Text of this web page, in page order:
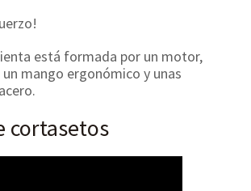
está formada por un motor,
un mango ergonómico y unas
cortasetos